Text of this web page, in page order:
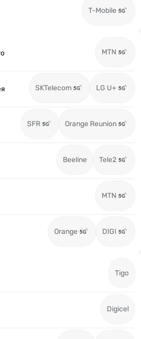
T-Mobile
MTN
SKTelecom LG U+
SFR Orange Reunion
Beeline Tele2
MTN
Orange DIGI
Tigo
Digicel